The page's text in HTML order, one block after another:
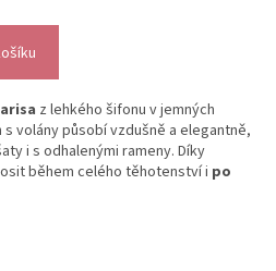
z lehkého šifonu v jemných
volány působí vzdušně a elegantně,
i s odhalenými rameny. Díky
během celého těhotenství i po